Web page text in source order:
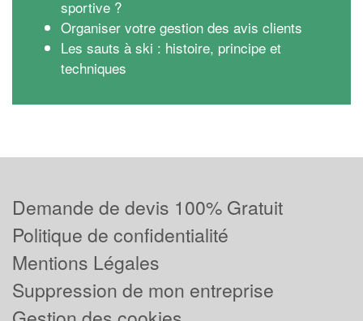
sportive ?
Organiser votre gestion des avis clients
Les sauts à ski : histoire, principe et
techniques
Demande de devis 100% Gratuit
Politique de confidentialité
Mentions Légales
Suppression de mon entreprise